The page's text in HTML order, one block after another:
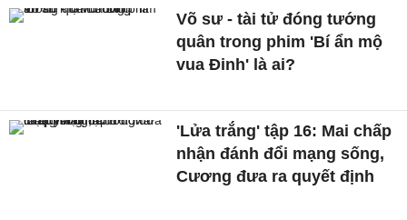
Võ sư - tài tử đóng tướng
quân trong phim 'Bí ẩn mộ
vua Đinh' là ai?
'Lửa trắng' tập 16: Mai chấp
nhận đánh đổi mạng sống,
Cương đưa ra quyết định